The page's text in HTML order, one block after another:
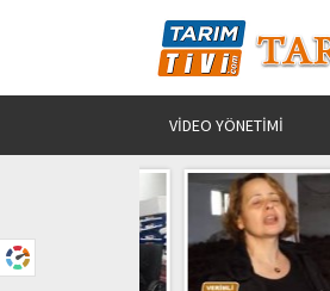
VIDEO YÖNETIMI